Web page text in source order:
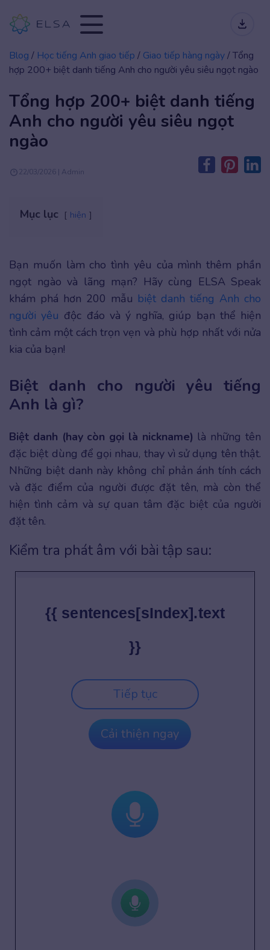
Blog / Học tiếng Anh giao tiếp / Giao tiếp hàng ngày/Tổng
hợp 200+ biệt danh tiếng Anh cho người yêu siêu ngọt ngào
Tổng hợp 200+ biệt danh tiếng
Anh cho người yêu siêu ngọt
ngào
22/03/2026 | Admin
Mục lục hiện
Bạn muốn làm cho tình yêu của mình thêm phần
ngọt ngào và lãng mạn? Hãy cùng ELSA Speak
khám phá hơn 200 mẫu biệt danh tiếng Anh cho
người yêu độc đáo và ý nghĩa, giúp bạn thể hiện
tình cảm một cách trọn vẹn và phù hợp nhất với nửa
kia của bạn!
Biệt danh cho người yêu tiếng
Anh là gì?
Biệt danh (hay còn gọi là nickname) là những tên
đặc biệt dùng để gọi nhau, thay vì sử dụng tên thật.
Những biệt danh này không chỉ phản ánh tính cách
và đặc điểm của người được đặt tên, mà còn thể
hiện tình cảm và sự quan tâm đặc biệt của người
đặt tên.
Kiểm tra phát âm với bài tập sau:
{{ sentences[sIndex].text
}}
Tiếp tục
Cải thiện ngay